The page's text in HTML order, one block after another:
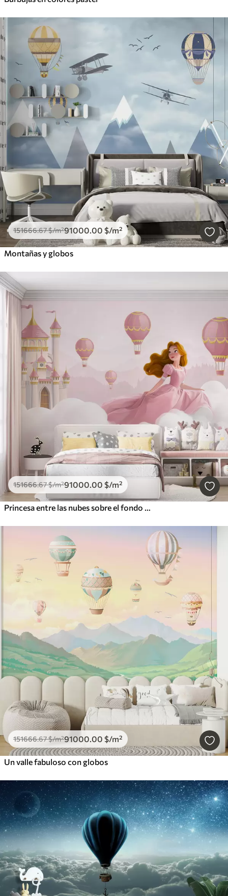
151666.67$/m²91000.00 $/m²
Montañas y globos
151666.67$/m²91000.00 $/m²
Princesa entre las nubes sobre el fondo del paisaje con el castillo
151666.67$/m²91000.00 $/m²
Un valle fabuloso con globos